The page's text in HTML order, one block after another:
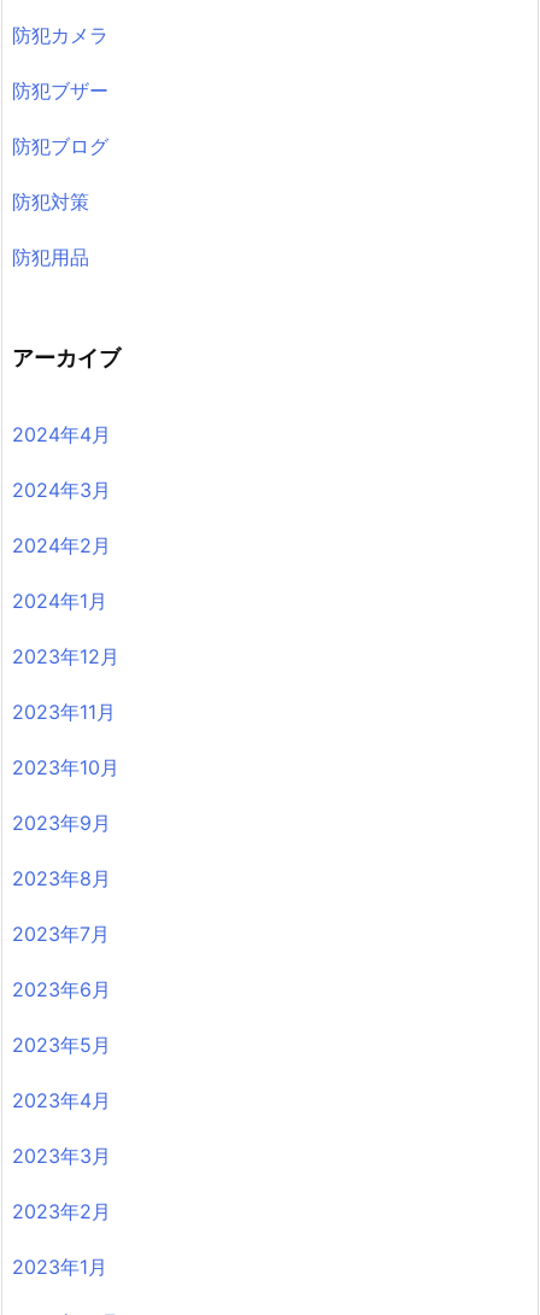
防犯カメラ
防犯ブザー
防犯ブログ
防犯対策
防犯用品
アーカイブ
2024年4月
2024年3月
2024年2月
2024年1月
2023年12月
2023年11月
2023年10月
2023年9月
2023年8月
2023年7月
2023年6月
2023年5月
2023年4月
2023年3月
2023年2月
2023年1月